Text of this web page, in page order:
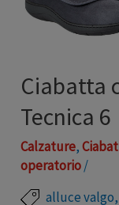
Ciabatta
Tecnica 6
Calzature,
operatorio/
alluce valgo